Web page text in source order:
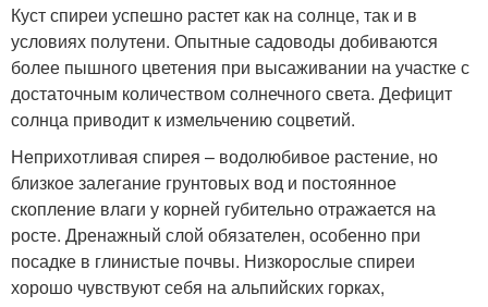
Куст спиреи успешно растет как на солнце, так и в
условиях полутени. Опытные садоводы добиваются
более пышного цветения при высаживании на участке с
достаточным количеством солнечного света. Дефицит
солнца приводит к измельчению соцветий.
Неприхотливая спирея – водолюбивое растение, но
близкое залегание грунтовых вод и постоянное
скопление влаги у корней губительно отражается на
росте. Дренажный слой обязателен, особенно при
посадке в глинистые почвы. Низкорослые спиреи
хорошо чувствуют себя на альпийских горках,